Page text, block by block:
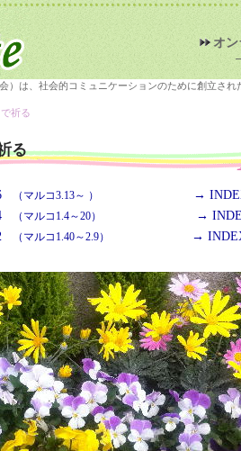
オン
）は、社会的コミュニケーションのために創立され
祈る
る
（マルコ3.13～ ） →
（マルコ1.4～20） →
（マルコ1.40～2.9） →